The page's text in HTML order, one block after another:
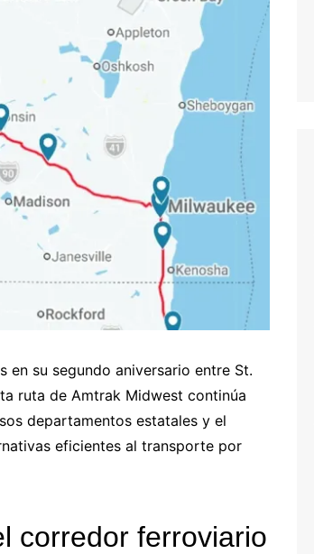
en su segundo aniversario entre St.
ruta de Amtrak Midwest continúa
departamentos estatales y el
eficientes al transporte por
corredor ferroviario